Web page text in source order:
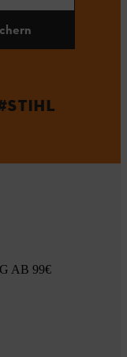
AB 99€